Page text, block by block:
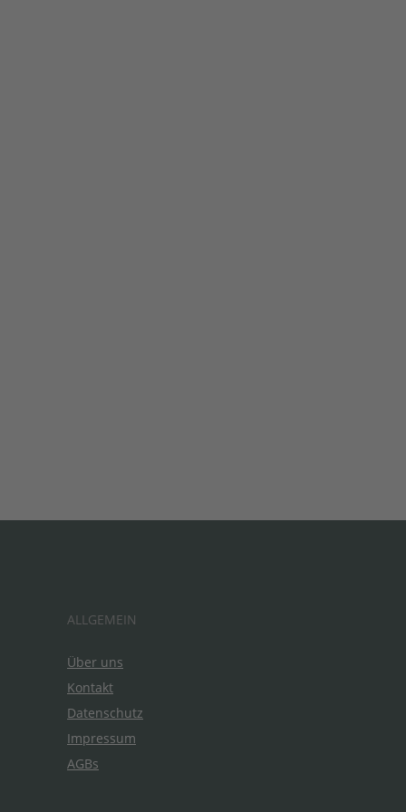
ALLGEMEIN
Über uns
Kontakt
Datenschutz
Impressum
AGBs